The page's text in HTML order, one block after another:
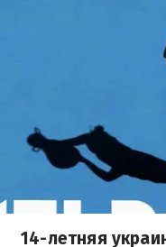
14-летняя